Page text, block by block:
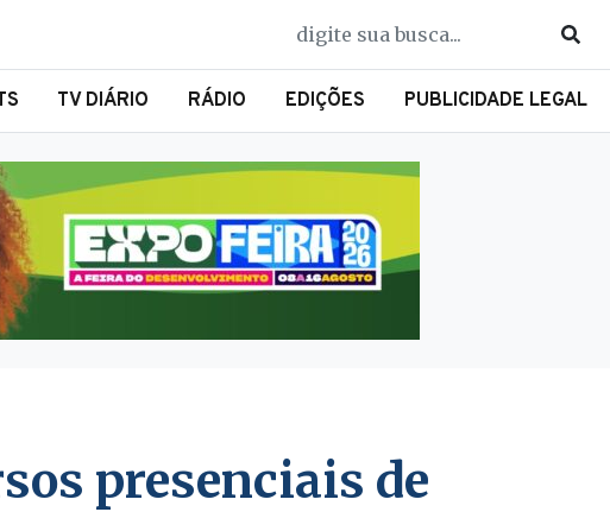
TV DIÁRIO RÁDIO EDIÇÕES PUBLICIDADE LEGAL
presenciais de